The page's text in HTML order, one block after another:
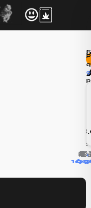
5
!
🚚+
🎁